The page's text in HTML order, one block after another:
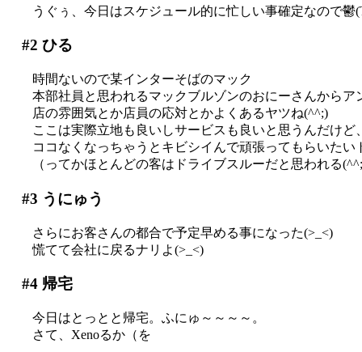
うぐぅ、今日はスケジュール的に忙しい事確定なので鬱
#2 ひる
時間ないので某インターそばのマック
本部社員と思われるマックブルゾンのおにーさんからア
店の雰囲気とか店員の応対とかよくあるヤツね(^^;)
ここは実際立地も良いしサービスも良いと思うんだけど
ココなくなっちゃうとキビシイんで頑張ってもらいたい
（ってかほとんどの客はドライブスルーだと思われる
#3 うにゅう
さらにお客さんの都合で予定早める事になった(>_<)
慌てて会社に戻るナリよ(>_<)
#4帰宅
今日はとっとと帰宅。ふにゅ～～～～。
さて、Xenoるか（を